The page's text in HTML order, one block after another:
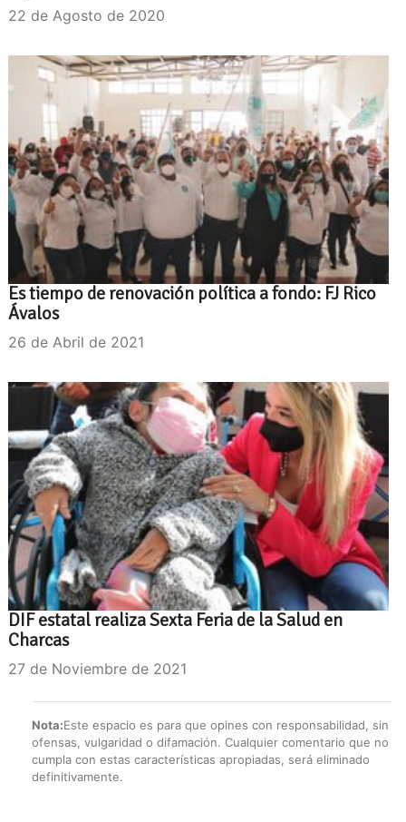
22 de Agosto de 2020
Es tiempo de renovación política a fondo: FJ Rico
Ávalos
26 de Abril de 2021
DIF estatal realiza Sexta Feria de la Salud en
Charcas
27 de Noviembre de 2021
Nota:Este espacio es para que opines con responsabilidad, sin
ofensas, vulgaridad o difamación. Cualquier comentario que no
cumpla con estas características apropiadas, será eliminado
definitivamente.